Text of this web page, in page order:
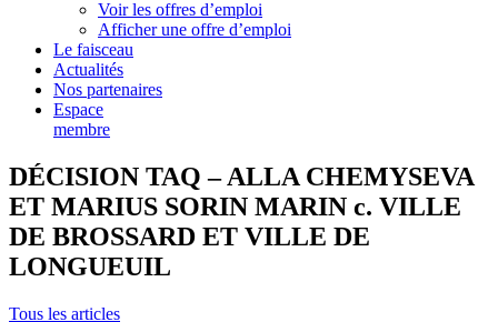
Voir les offres d’emploi
Afficher une offre d’emploi
Le faisceau
Actualités
Nos partenaires
Espace
membre
DÉCISION TAQ – ALLA CHEMYSEVA
ET MARIUS SORIN MARIN c. VILLE
DE BROSSARD ET VILLE DE
LONGUEUIL
Tous les articles